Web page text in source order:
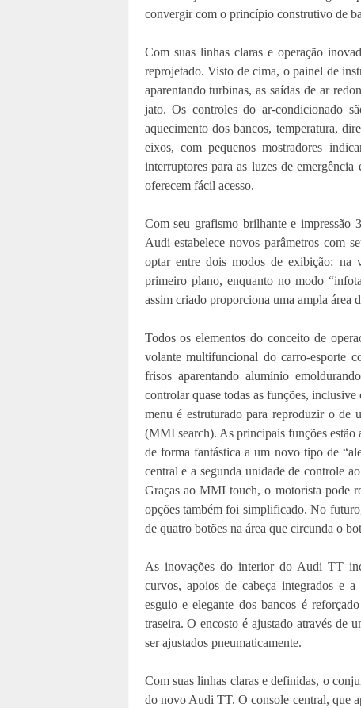
convergir com o princípio construtivo de
Com suas linhas claras e operação
reprojetado. Visto de cima, o painel de
aparentando turbinas, as saídas de ar
jato. Os controles do ar-condicionado
aquecimento dos bancos, temperatura,
eixos, com pequenos mostradores
interruptores para as luzes de
oferecem fácil acesso.
Com seu grafismo brilhante e impressão
Audi estabelece novos parâmetros com
optar entre dois modos de exibição: na
primeiro plano, enquanto no modo
assim criado proporciona uma ampla área
Todos os elementos do conceito de
volante multifuncional do carro-esporte
frisos aparentando alumínio
controlar quase todas as funções,
menu é estruturado para reproduzir o de
(MMI search). As principais funções estão
de forma fantástica a um novo tipo de
central e a segunda unidade de controle
Graças ao MMI touch, o motorista pode
opções também foi simplificado. No
de quatro botões na área que circunda o
As inovações do interior do Audi TT
curvos, apoios de cabeça integrados e
esguio e elegante dos bancos é
traseira. O encosto é ajustado através de
ser ajustados pneumaticamente.
Com suas linhas claras e definidas, o
do novo Audi TT. O console central, que